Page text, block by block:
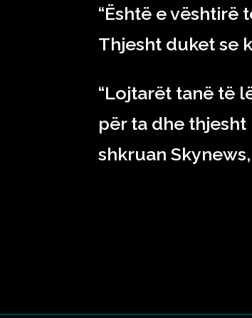
“Është e vështirë
Thjesht duket se
“Lojtarët tanë të
për ta dhe thjesht
shkruan